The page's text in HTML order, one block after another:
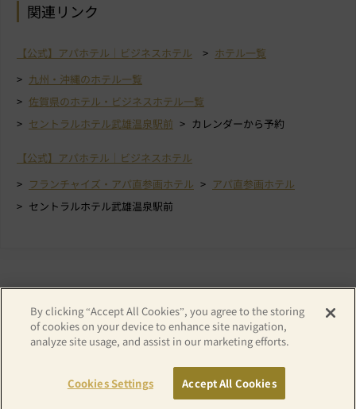
関連リンク
【公式】アパホテル｜ビジネスホテル
ホテル一覧
九州・沖縄のホテル一覧
佐賀県のホテル・ビジネスホテル一覧
セントラルホテル武雄温泉駅前
カレンダーから予約
【公式】アパホテル｜ビジネスホテル
フランチャイズ・アパ直参画ホテル
アパ直参画ホテル
セントラルホテル武雄温泉駅前
Copyright© APA GROUP, ALL RIGHTS RESERVED.
By clicking “Accept All Cookies”, you agree to the storing
of cookies on your device to enhance site navigation,
analyze site usage, and assist in our marketing efforts.
Cookies Settings Accept All Cookies